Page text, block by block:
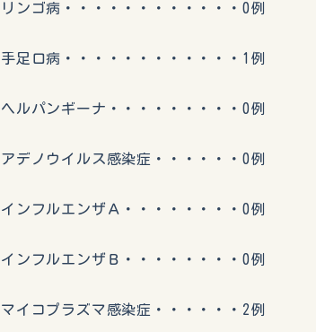
リンゴ病・・・・・・・・・・・・0例
手足口病・・・・・・・・・・・・1例
ヘルパンギーナ・・・・・・・・・0例
アデノウイルス感染症・・・・・・0例
インフルエンザＡ・・・・・・・・0例
インフルエンザＢ・・・・・・・・0例
マイコプラズマ感染症・・・・・・2例